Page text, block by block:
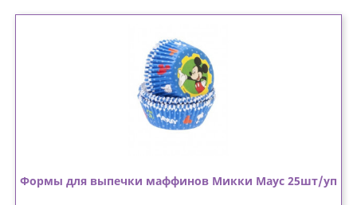
Формы для выпечки маффинов Микки Маус 25шт/уп